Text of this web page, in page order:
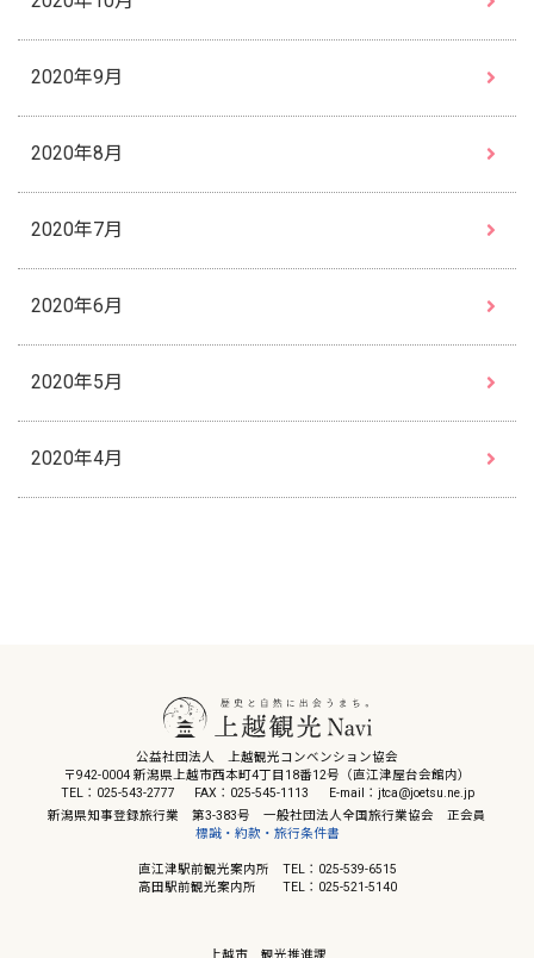
2020年9月
2020年8月
2020年7月
2020年6月
2020年5月
2020年4月
公益社団法人 上越観光コンベンション協会
〒942-0004 新潟県上越市西本町4丁目18番12号（直江津屋台会館内）
TEL：025-543-2777
FAX：025-545-1113
E-mail：jtca@joetsu.ne.jp
新潟県知事登録旅行業 第3-383号 一般社団法人全国旅行業協会 正会員
標識・約款・旅行条件書
直江津駅前観光案内所 TEL：025-539-6515
高田駅前観光案内所 TEL：025-521-5140
上越市 観光推進課